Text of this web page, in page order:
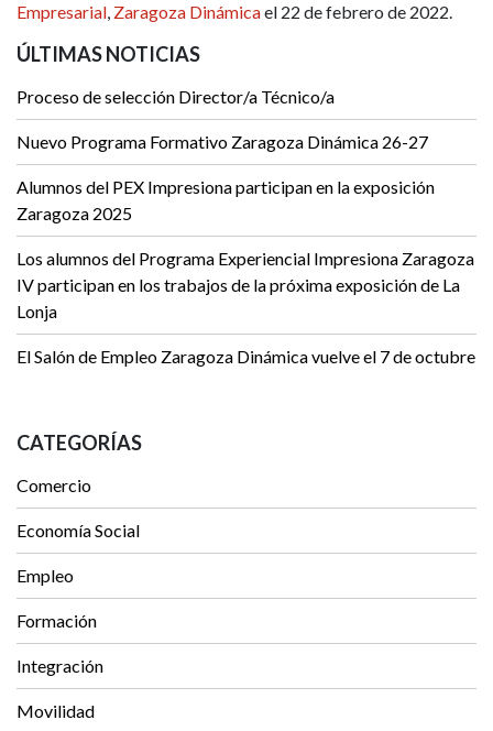
Empresarial, Zaragoza Dinámicael 22 de febrero de 2022.
ÚLTIMAS NOTICIAS
Proceso de selección Director/a Técnico/a
Nuevo Programa Formativo Zaragoza Dinámica 26-27
Alumnos del PEX Impresiona participan en la exposición
Zaragoza 2025
Los alumnos del Programa Experiencial Impresiona Zaragoza
IV participan en los trabajos de la próxima exposición de La
Lonja
El Salón de Empleo Zaragoza Dinámica vuelve el 7 de octubre
CATEGORÍAS
Comercio
Economía Social
Empleo
Formación
Integración
Movilidad